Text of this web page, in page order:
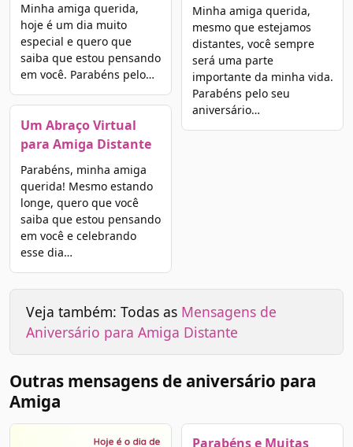
Minha amiga querida,
hoje é um dia muito
especial e quero que
saiba que estou pensando
em você. Parabéns pelo…
Um Abraço Virtual
para Amiga Distante
Parabéns, minha amiga
querida! Mesmo estando
longe, quero que você
saiba que estou pensando
em você e celebrando
esse dia…
Minha amiga querida,
mesmo que estejamos
distantes, você sempre
será uma parte
importante da minha vida.
Parabéns pelo seu
aniversário…
Veja também: Todas as Mensagens de
Aniversário para Amiga Distante
Outras mensagens de aniversário para
Amiga
Parabéns e Muitas